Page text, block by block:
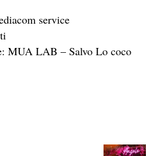
service
MUA LAB – Salvo Lo coco